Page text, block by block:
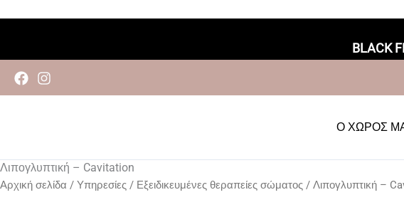
BLACK
Ο ΧΏΡΟΣ
Λιπογλυπτική – Cavitation
Αρχική σελίδα / Υπηρεσίες / Εξειδικευμένες θεραπείες σώματος / Λιπογλυπτική –